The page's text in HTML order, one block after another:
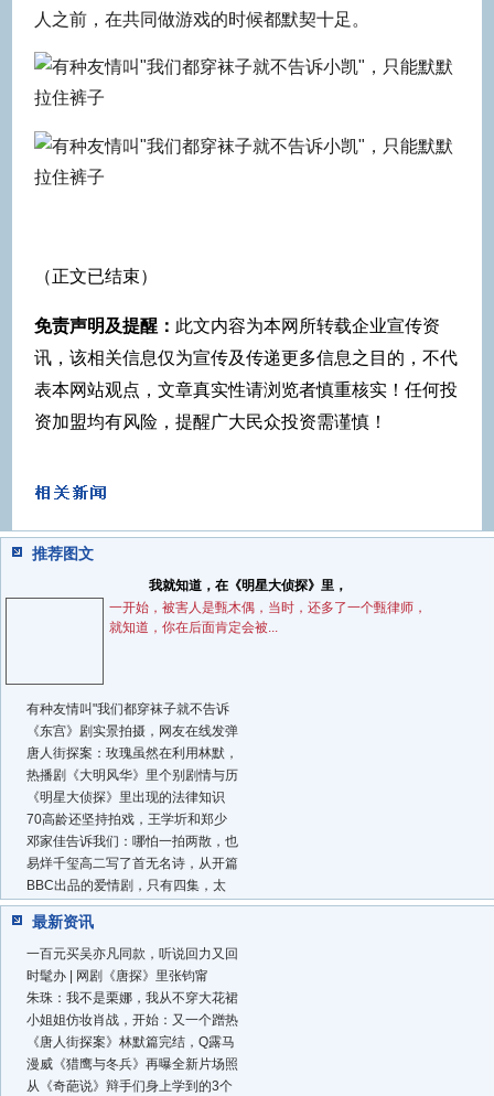
人之前，在共同做游戏的时候都默契十足。
（正文已结束）
免责声明及提醒： 此文内容为本网所转载企业宣传资
讯，该相关信息仅为宣传及传递更多信息之目的，不代
表本网站观点，文章真实性请浏览者慎重核实！任何投
资加盟均有风险，提醒广大民众投资需谨慎！
推荐图文
我就知道，在《明星大侦探》里，
一开始，被害人是甄木偶，当时，还多了一个甄律师，
就知道，你在后面肯定会被...
有种友情叫"我们都穿袜子就不告诉
《东宫》剧实景拍摄，网友在线发弹
唐人街探案：玫瑰虽然在利用林默，
热播剧《大明风华》里个别剧情与历
《明星大侦探》里出现的法律知识
70高龄还坚持拍戏，王学圻和郑少
邓家佳告诉我们：哪怕一拍两散，也
易烊千玺高二写了首无名诗，从开篇
BBC出品的爱情剧，只有四集，太
最新资讯
一百元买吴亦凡同款，听说回力又回
时髦办 | 网剧《唐探》里张钧甯
朱珠：我不是栗娜，我从不穿大花裙
小姐姐仿妆肖战，开始：又一个蹭热
《唐人街探案》林默篇完结，Q露马
漫威《猎鹰与冬兵》再曝全新片场照
从《奇葩说》辩手们身上学到的3个